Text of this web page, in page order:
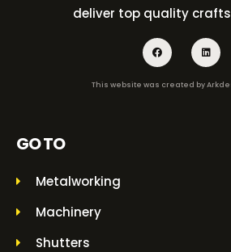
deliver top quality
This website was created by
GO TO
Metalworking
Machinery
Shutters